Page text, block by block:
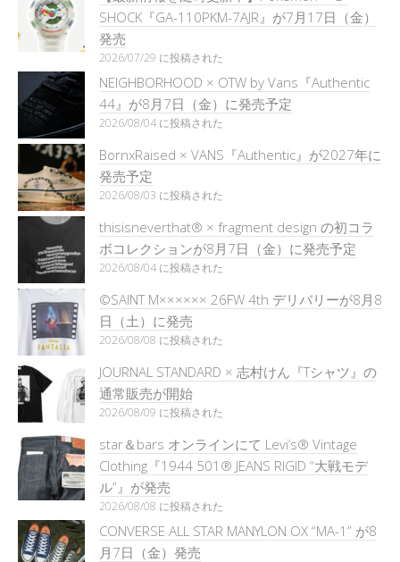
SHOCK『GA-110PKM-7AJR』が7月17日（金）
発売
2026/07/29 に投稿された
NEIGHBORHOOD × OTW by Vans『Authentic
44』が8月7日（金）に発売予定
2026/08/04 に投稿された
BornxRaised × VANS『Authentic』が2027年に
発売予定
2026/08/03 に投稿された
thisisneverthat® × fragment design の初コラ
ボコレクションが8月7日（金）に発売予定
2026/08/04 に投稿された
©SAINT M×××××× 26FW 4th デリバリーが8月8
日（土）に発売
2026/08/08 に投稿された
JOURNAL STANDARD × 志村けん『Tシャツ』の
通常販売が開始
2026/08/09 に投稿された
star＆bars オンラインにて Levi’s® Vintage
Clothing『1944 501® JEANS RIGID “大戦モデ
ル”』が発売
2026/08/08 に投稿された
CONVERSE ALL STAR MANYLON OX “MA-1” が8
月7日（金）発売